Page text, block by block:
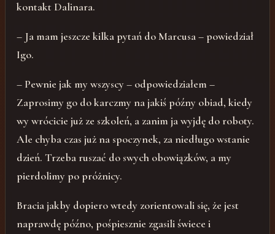
kontakt Dalinara.
– Ja mam jeszcze kilka pytań do Marcusa – powiedział
Igo.
– Pewnie jak my wszyscy – odpowiedziałem –
Zaprosimy go do karczmy na jakiś późny obiad, kiedy
wy wrócicie już ze szkoleń, a zanim ja wyjdę do roboty.
Ale chyba czas już na spoczynek, za niedługo wstanie
dzień. Trzeba ruszać do swych obowiązków, a my
pierdolimy po próżnicy.
Bracia jakby dopiero wtedy zorientowali się, że jest
naprawdę późno, pośpiesznie zgasili świece i